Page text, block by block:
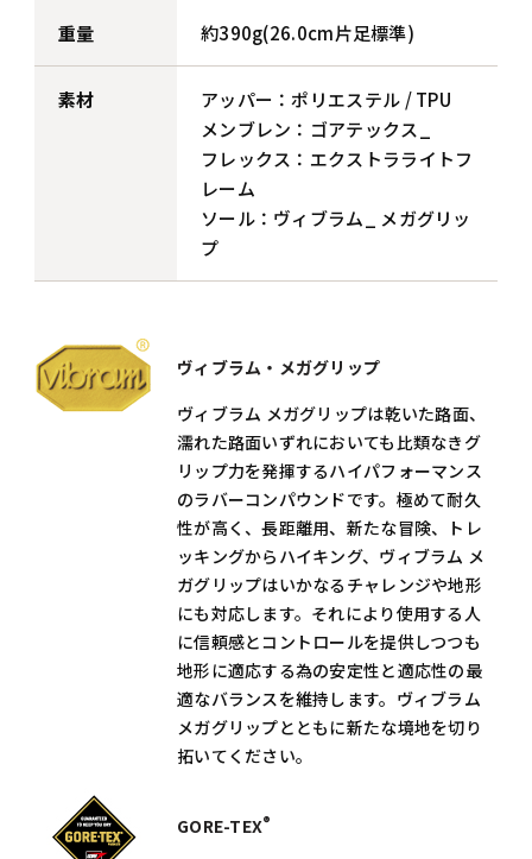
重量 約390g(26.0cm片足標準)
素材
アッパー：ポリエステル / TPU
メンブレン：ゴアテックス_
フレックス：エクストラライトフ
レーム
ソール：ヴィブラム_ メガグリッ
プ
ヴィブラム・メガグリップ
ヴィブラム メガグリップは乾いた路面、
濡れた路面いずれにおいても比類なきグ
リップ力を発揮するハイパフォーマンス
のラバーコンパウンドです。極めて耐久
性が高く、長距離用、新たな冒険、トレ
ッキングからハイキング、ヴィブラム メ
ガグリップはいかなるチャレンジや地形
にも対応します。それにより使用する人
に信頼感とコントロールを提供しつつも
地形に適応する為の安定性と適応性の最
適なバランスを維持します。ヴィブラム
メガグリップとともに新たな境地を切り
拓いてください。
GORE-TEX®